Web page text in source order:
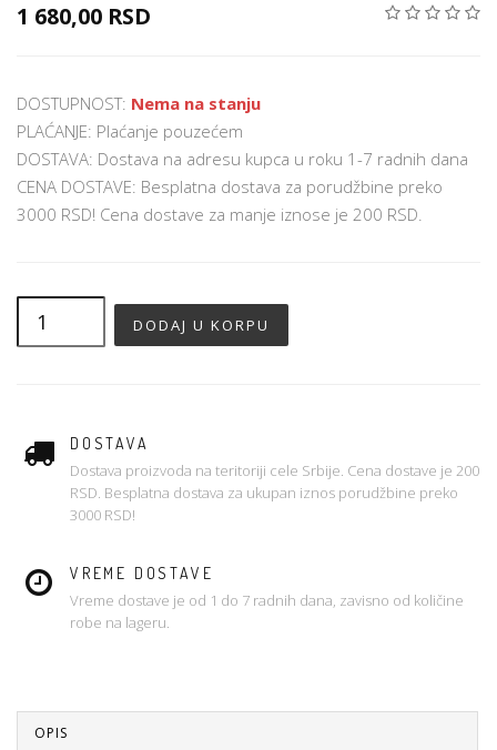
1 680,00 RSD
DOSTUPNOST: Nema na stanju
PLAĆANJE: Plaćanje pouzećem
DOSTAVA: Dostava na adresu kupca u roku 1-7 radnih dana
CENA DOSTAVE: Besplatna dostava za porudžbine preko
3000 RSD! Cena dostave za manje iznose je 200 RSD.
DOSTAVA
Dostava proizvoda na teritoriji cele Srbije. Cena dostave je 200
RSD. Besplatna dostava za ukupan iznos porudžbine preko
3000 RSD!
VREME DOSTAVE
Vreme dostave je od 1 do 7 radnih dana, zavisno od količine
robe na lageru.
OPIS